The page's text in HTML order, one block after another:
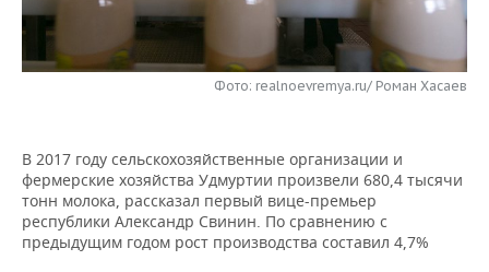
НЕФТЕХИМИЯ
НЕФТЬ
ЭНЕРГЕТИКА
РОЗНИЧНАЯ ТОРГОВЛЯ
НОВОСТИ ТЕХНОЛОГИЙ
ТЕЛЕКОММУНИКАЦИИ
МЕРОПРИЯТИЯ
НОВОСТИ МЕРОПРИЯТИЙ
БИЗНЕС-БРАНЧИ
ONLINE-КОНФЕРЕНЦИИ
ФУТБОЛ
ХОККЕЙ
НОВОСТИ ОБЩЕСТВА
ВЛАСТЬ
ФОТОГАЛЕРЕЯ
СЮЖЕТЫ
Фото: realnoevremya.ru/ Роман Хасаев
В 2017 году сельскохозяйственные организации и
фермерские хозяйства Удмуртии произвели 680,4 тысячи
тонн молока, рассказал первый вице-премьер
республики Александр Свинин. По сравнению с
предыдущим годом рост производства составил 4,7%